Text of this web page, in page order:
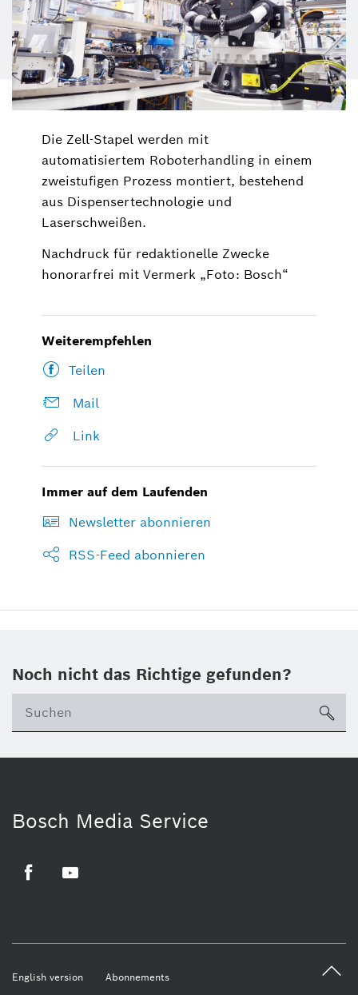
Die Zell-Stapel werden mit
automatisiertem Roboterhandling in einem
zweistufigen Prozess montiert, bestehend
aus Dispensertechnologie und
Laserschweißen.
Nachdruck für redaktionelle Zwecke
honorarfrei mit Vermerk „Foto: Bosch“
Weiterempfehlen
Teilen
Mail
Link
Immer auf dem Laufenden
Newsletter abonnieren
RSS-Feed abonnieren
Noch nicht das Richtige gefunden?
Bosch Media Service
English version Abonnements